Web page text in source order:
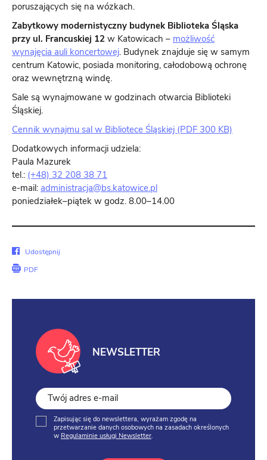
poruszających się na wózkach.
Zabytkowy modernistyczny budynek Biblioteka Śląska
przy ul. Francuskiej 12 w Katowicach – możliwość
wynajęcia auli koncertowej. Budynek znajduje się w samym
centrum Katowic, posiada monitoring, całodobową ochronę
oraz wewnętrzną windę.
Sale są wynajmowane w godzinach otwarcia Biblioteki
Śląskiej.
Cennik wynajmu sal w Bibliotece Śląskiej (PDF 300 KB)
Dodatkowych informacji udziela:
Paula Mazurek
tel.: (+48) 32 208 38 71
e-mail: administracja@bs.katowice.pl
poniedziałek–piątek w godz. 8.00–14.00
Udostępnij
Facebook
Udostępnij
PDF
NEWSLETTER
Zapisując się do newslettera, wyrażam zgodę na
przetwarzanie danych osobowych na zasadach określonych
w Regulaminie usługi Newsletter.